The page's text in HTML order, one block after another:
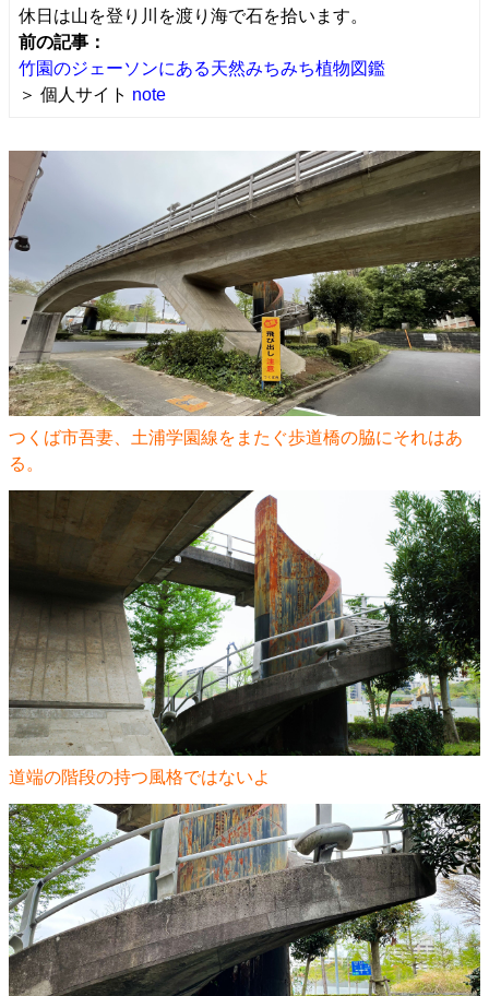
休日は山を登り川を渡り海で石を拾います。
前の記事：
竹園のジェーソンにある天然みちみち植物図鑑
＞ 個人サイト note
つくば市吾妻、土浦学園線をまたぐ歩道橋の脇にそれはあ
る。
道端の階段の持つ風格ではないよ